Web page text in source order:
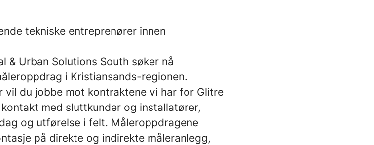
tekniske entreprenører innen
& Urban Solutions South søker nå
i Kristiansands-regionen.
vil du jobbe mot kontraktene vi har for Glitre
med sluttkunder og installatører,
og utførelse i felt. Måleroppdragene
på direkte og indirekte måleranlegg,